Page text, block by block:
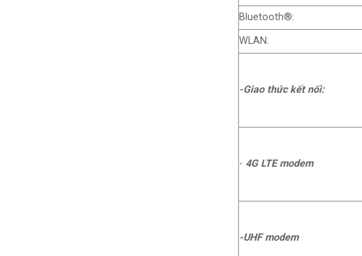
Bluetooth®:
WLAN:
-Giao thức kết nối:
- 4G LTE modem
-UHF modem